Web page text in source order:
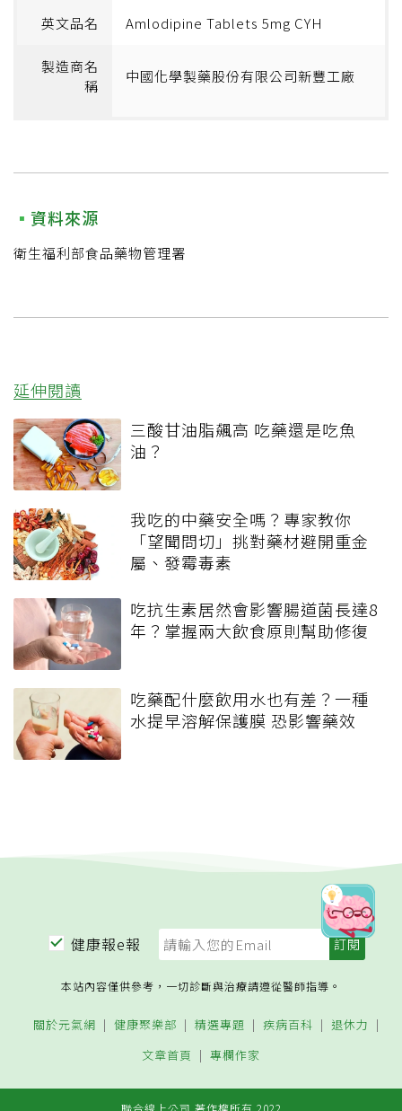
英文品名 Amlodipine Tablets 5mg CYH
製造商名
稱
中國化學製藥股份有限公司新豐工廠
資料來源
衛生福利部食品藥物管理署
延伸閱讀
三酸甘油脂飆高 吃藥還是吃魚
油？
我吃的中藥安全嗎？專家教你
「望聞問切」挑對藥材避開重金
屬、發霉毒素
吃抗生素居然會影響腸道菌長達8
年？掌握兩大飲食原則幫助修復
吃藥配什麼飲用水也有差？一種
水提早溶解保護膜 恐影響藥效
健康報e報
本站內容僅供參考，一切診斷與治療請遵從醫師指導。
關於元氣網 健康聚樂部 精選專題 疾病百科
退休力
文章首頁
專欄作家